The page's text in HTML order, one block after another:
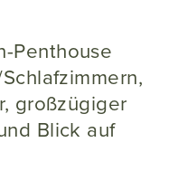
großzügiger
Blick auf